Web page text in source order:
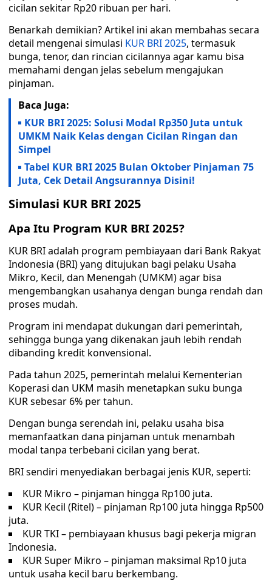
cicilan sekitar Rp20 ribuan per hari.
Benarkah demikian? Artikel ini akan membahas secara
detail mengenai simulasi KUR BRI 2025, termasuk
bunga, tenor, dan rincian cicilannya agar kamu bisa
memahami dengan jelas sebelum mengajukan
pinjaman.
Baca Juga:
KUR BRI 2025: Solusi Modal Rp350 Juta untuk
UMKM Naik Kelas dengan Cicilan Ringan dan
Simpel
Tabel KUR BRI 2025 Bulan Oktober Pinjaman 75
Juta, Cek Detail Angsurannya Disini!
Simulasi KUR BRI 2025
Apa Itu Program KUR BRI 2025?
KUR BRI adalah program pembiayaan dari Bank Rakyat
Indonesia (BRI) yang ditujukan bagi pelaku Usaha
Mikro, Kecil, dan Menengah (UMKM) agar bisa
mengembangkan usahanya dengan bunga rendah dan
proses mudah.
Program ini mendapat dukungan dari pemerintah,
sehingga bunga yang dikenakan jauh lebih rendah
dibanding kredit konvensional.
Pada tahun 2025, pemerintah melalui Kementerian
Koperasi dan UKM masih menetapkan suku bunga
KUR sebesar 6% per tahun.
Dengan bunga serendah ini, pelaku usaha bisa
memanfaatkan dana pinjaman untuk menambah
modal tanpa terbebani cicilan yang berat.
BRI sendiri menyediakan berbagai jenis KUR, seperti:
KUR Mikro – pinjaman hingga Rp100 juta.
KUR Kecil (Ritel) – pinjaman Rp100 juta hingga Rp500
juta.
KUR TKI – pembiayaan khusus bagi pekerja migran
Indonesia.
KUR Super Mikro – pinjaman maksimal Rp10 juta
untuk usaha kecil baru berkembang.